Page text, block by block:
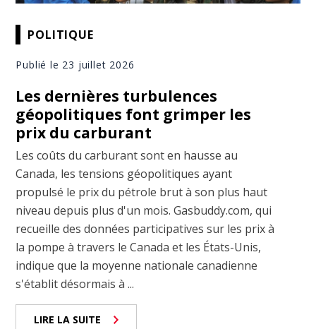
POLITIQUE
Publié le 23 juillet 2026
Les dernières turbulences
géopolitiques font grimper les
prix du carburant
Les coûts du carburant sont en hausse au
Canada, les tensions géopolitiques ayant
propulsé le prix du pétrole brut à son plus haut
niveau depuis plus d'un mois. Gasbuddy.com, qui
recueille des données participatives sur les prix à
la pompe à travers le Canada et les États-Unis,
indique que la moyenne nationale canadienne
s'établit désormais à ...
LIRE LA SUITE